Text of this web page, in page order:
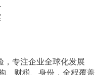
，专注企业全球化发展
、财税、身份，全程覆